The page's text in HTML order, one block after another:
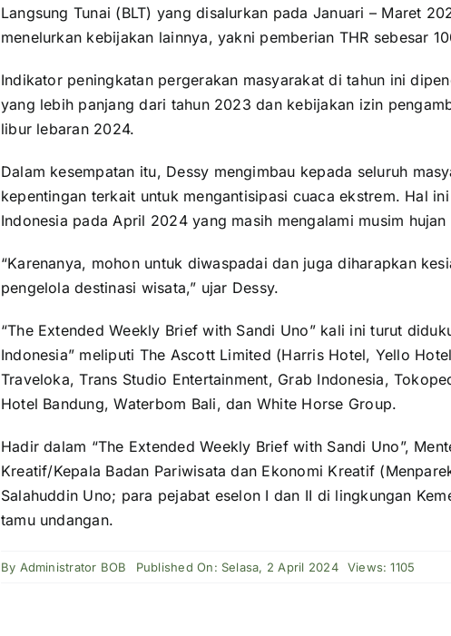
Langsung Tunai (BLT) yang disalurkan pada Januari – Maret
menelurkan kebijakan lainnya, yakni pemberian THR sebesar
Indikator peningkatan pergerakan masyarakat di tahun ini
yang lebih panjang dari tahun 2023 dan kebijakan izin
libur lebaran 2024.
Dalam kesempatan itu, Dessy mengimbau kepada seluruh
kepentingan terkait untuk mengantisipasi cuaca ekstrem. Hal
Indonesia pada April 2024 yang masih mengalami musim
“Karenanya, mohon untuk diwaspadai dan juga diharapkan
pengelola destinasi wisata,” ujar Dessy.
“The Extended Weekly Brief with Sandi Uno” kali ini turut
Indonesia” meliputi The Ascott Limited (Harris Hotel, Yello
Traveloka, Trans Studio Entertainment, Grab Indonesia,
Hotel Bandung, Waterbom Bali, dan White Horse Group.
Hadir dalam “The Extended Weekly Brief with Sandi Uno”,
Kreatif/Kepala Badan Pariwisata dan Ekonomi Kreatif
Salahuddin Uno; para pejabat eselon I dan II di lingkungan
tamu undangan.
By Administrator BOB Published On: Selasa, 2 April 2024 Views: 1105